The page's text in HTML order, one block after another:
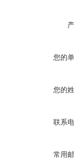
您的
您的
联系
常用